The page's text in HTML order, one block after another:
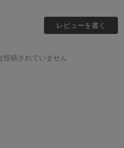
レビューを書く
投稿されていません